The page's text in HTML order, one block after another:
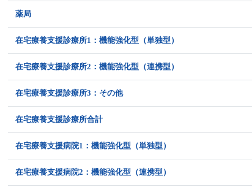
薬局
在宅療養支援診療所1：機能強化型（単独型）
在宅療養支援診療所2：機能強化型（連携型）
在宅療養支援診療所3：その他
在宅療養支援診療所合計
在宅療養支援病院1：機能強化型（単独型）
在宅療養支援病院2：機能強化型（連携型）